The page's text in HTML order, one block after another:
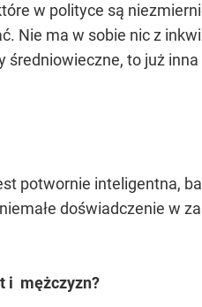
w polityce są
Nie ma w sobie nic z
to już
potwornie inteligentna,
doświadczenie w
i mężczyzn?